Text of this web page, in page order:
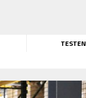
TESTEN